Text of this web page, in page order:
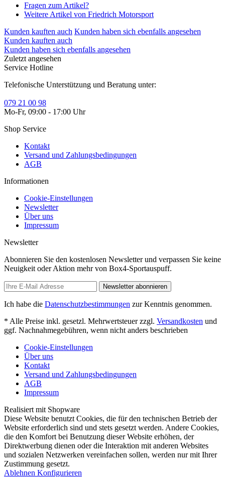
Fragen zum Artikel?
Weitere Artikel von Friedrich Motorsport
Kunden kauften auch Kunden haben sich ebenfalls angesehen
Kunden kauften auch
Kunden haben sich ebenfalls angesehen
Zuletzt angesehen
Service Hotline
Telefonische Unterstützung und Beratung unter:
079 21 00 98
Mo-Fr, 09:00 - 17:00 Uhr
Shop Service
Kontakt
Versand und Zahlungsbedingungen
AGB
Informationen
Cookie-Einstellungen
Newsletter
Über uns
Impressum
Newsletter
Abonnieren Sie den kostenlosen Newsletter und verpassen Sie keine
Neuigkeit oder Aktion mehr von Box4-Sportauspuff.
Newsletter abonnieren
Ich habe die Datenschutzbestimmungen zur Kenntnis genommen.
* Alle Preise inkl. gesetzl. Mehrwertsteuer zzgl. Versandkosten und
ggf. Nachnahmegebühren, wenn nicht anders beschrieben
Cookie-Einstellungen
Über uns
Kontakt
Versand und Zahlungsbedingungen
AGB
Impressum
Realisiert mit Shopware
Diese Website benutzt Cookies, die für den technischen Betrieb der
Website erforderlich sind und stets gesetzt werden. Andere Cookies,
die den Komfort bei Benutzung dieser Website erhöhen, der
Direktwerbung dienen oder die Interaktion mit anderen Websites
und sozialen Netzwerken vereinfachen sollen, werden nur mit Ihrer
Zustimmung gesetzt.
Ablehnen Konfigurieren